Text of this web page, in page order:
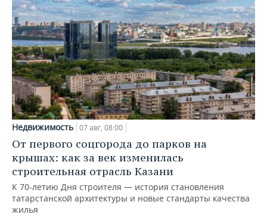
Недвижимость 07 авг, 08:00
От первого соцгорода до парков на
крышах: как за век изменилась
строительная отрасль Казани
К 70-летию Дня строителя — история становления
татарстанской архитектуры и новые стандарты качества
жилья